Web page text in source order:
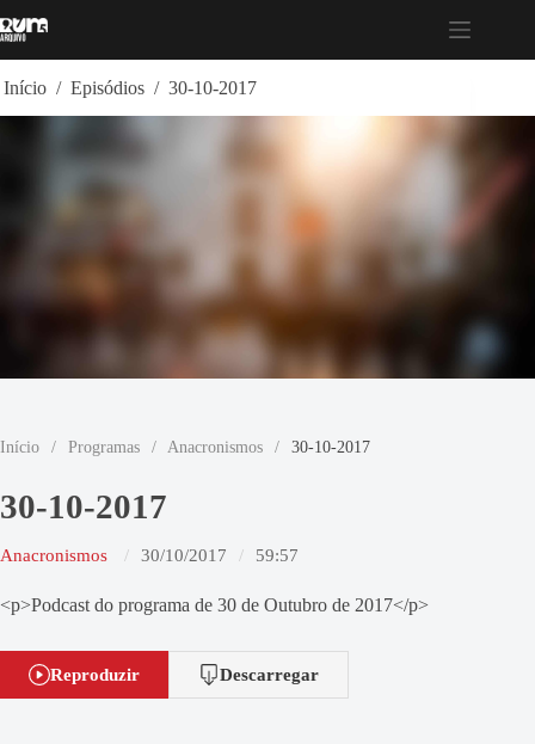
para
Início / Episódios / 30-10-2017
Início / Programas / Anacronismos / 30-10-2017
30-10-2017
Anacronismos 30/10/2017 59:57
<p>Podcast do programa de 30 de Outubro de 2017</p>
Reproduzir Descarregar